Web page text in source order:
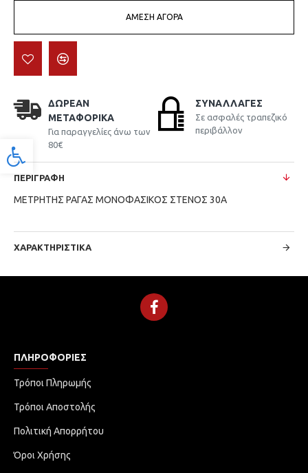
Προσβασιμότητα
ΆΜΕΣΗ ΑΓΟΡΆ
ΔΩΡΕΆΝ
ΜΕΤΑΦΟΡΙΚΆ
Για παραγγελίες άνω των
80€
ΣΥΝΑΛΛΑΓΈΣ
Σε ασφαλές τραπεζικό
περιβάλλον
ΠΕΡΙΓΡΑΦΉ
ΜΕΤΡΗΤΗΣ ΡΑΓΑΣ ΜΟΝΟΦΑΣΙΚΟΣ ΣΤΕΝΟΣ 30A
ΧΑΡΑΚΤΗΡΙΣΤΙΚΆ
ΠΛΗΡΟΦΟΡΊΕΣ
Τρόποι Πληρωμής
Τρόποι Αποστολής
Πολιτική Απορρήτου
Όροι Χρήσης